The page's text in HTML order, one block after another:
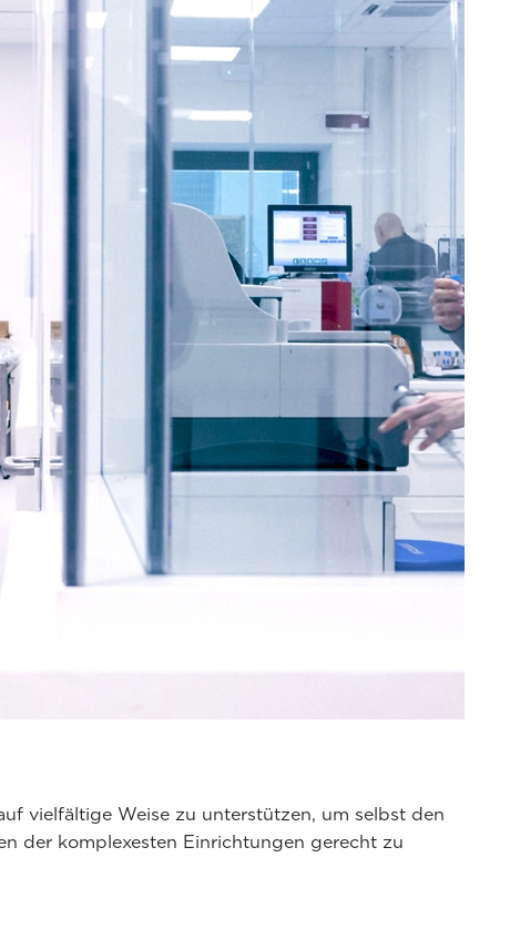
vielfältige Weise zu unterstützen, um selbst den
der komplexesten Einrichtungen gerecht zu